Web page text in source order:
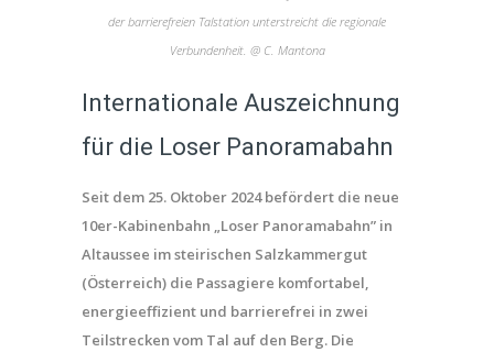
der barrierefreien Talstation unterstreicht die regionale
Verbundenheit. @ C. Mantona
Internationale Auszeichnung
für die Loser Panoramabahn
Seit dem 25. Oktober 2024 befördert die neue
10er-Kabinenbahn „Loser Panoramabahn” in
Altaussee im steirischen Salzkammergut
(Österreich) die Passagiere komfortabel,
energieeffizient und barrierefrei in zwei
Teilstrecken vom Tal auf den Berg. Die